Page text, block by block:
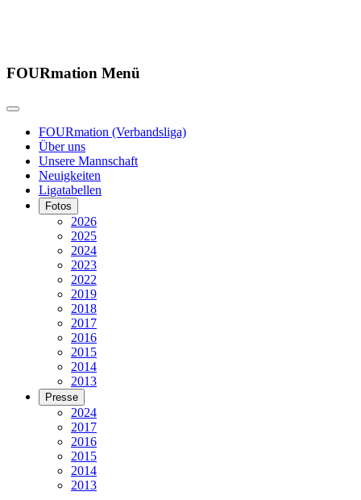
FOURmation Menü
FOURmation (Verbandsliga)
Über uns
Unsere Mannschaft
Neuigkeiten
Ligatabellen
Fotos
2026
2025
2024
2023
2022
2019
2018
2017
2016
2015
2014
2013
Presse
2024
2017
2016
2015
2014
2013